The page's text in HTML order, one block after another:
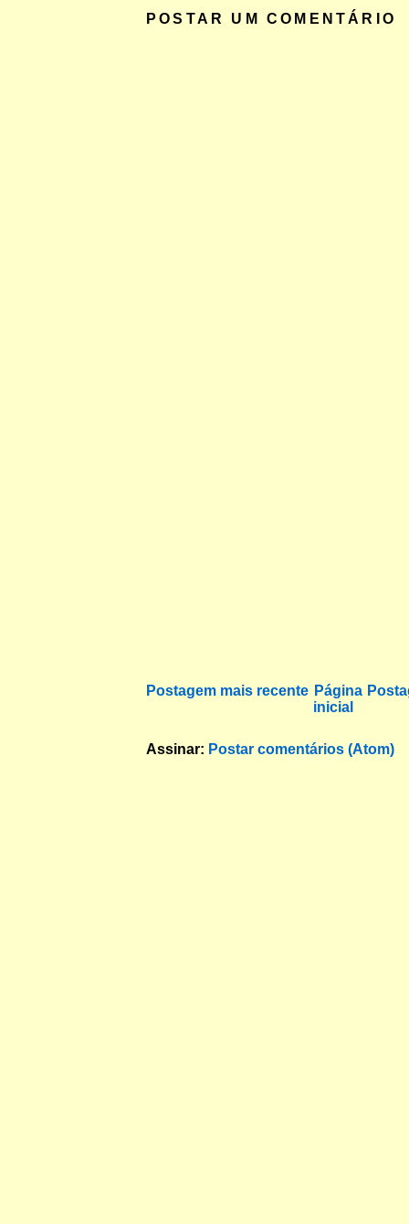
POSTAR UM COMENTÁRIO
Postagem mais recente Página
inicial
Assinar: Postar comentários (Atom)